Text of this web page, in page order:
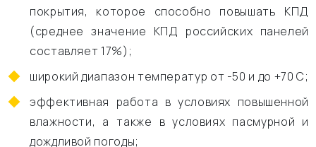
покрытия, которое способно повышать КПД
(среднее значение КПД российских панелей
составляет 17%);
широкий диапазон температур от -50 и до +70 С;
эффективная работа в условиях повышенной
влажности, а также в условиях пасмурной и
дождливой погоды;